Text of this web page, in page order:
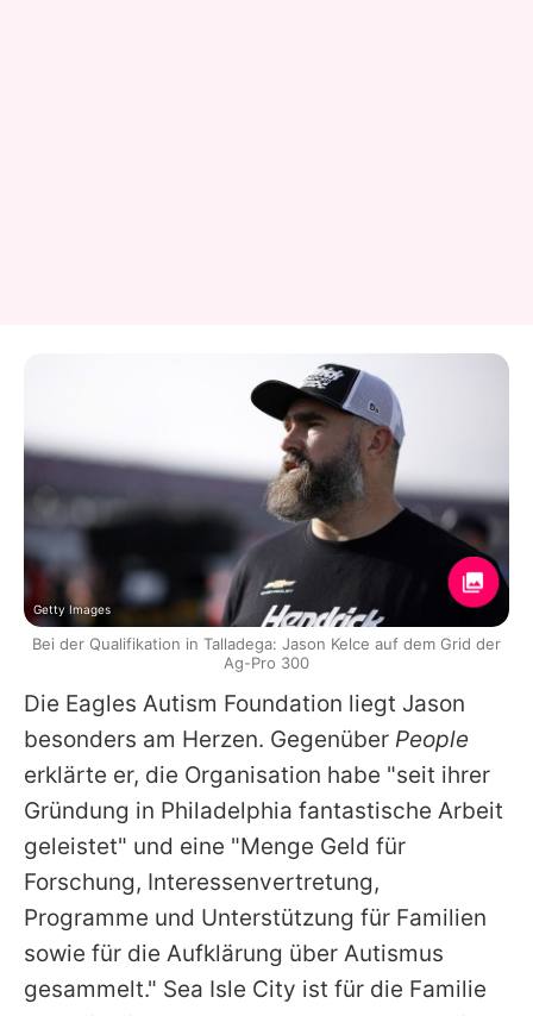
Die Eagles Autism Foundation liegt Jason
besonders am Herzen. Gegenüber People
erklärte er, die Organisation habe "seit ihrer
Gründung in Philadelphia fantastische Arbeit
geleistet" und eine "Menge Geld für
Forschung, Interessenvertretung,
Programme und Unterstützung für Familien
sowie für die Aufklärung über Autismus
gesammelt." Sea Isle City ist für die Familie
Getty Images
Bei der Qualifikation in Talladega: Jason Kelce auf dem Grid der
Ag-Pro 300